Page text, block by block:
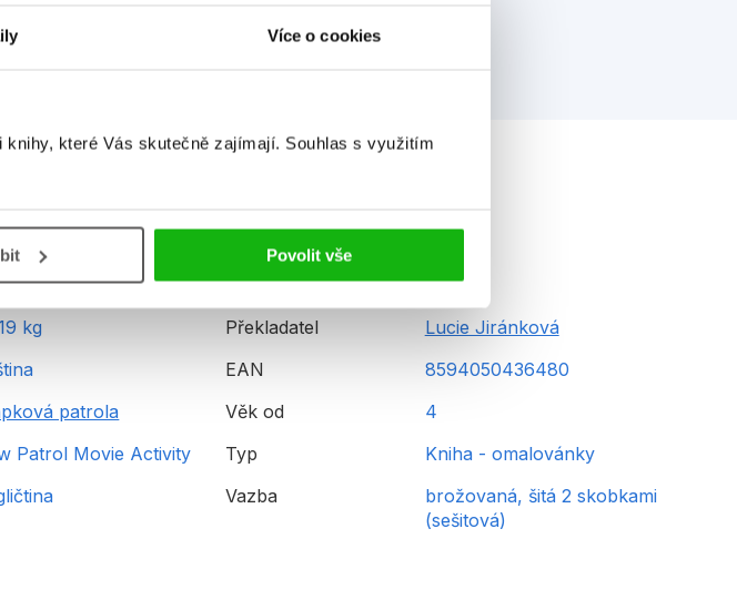
Více o cookies
které Vás skutečně zajímají. Souhlas s využitím
Povolit vše
kg
patrola
Patrol Movie Activity
Překladatel
Lucie Jiránková
EAN
8594050436480
Věk od
4
Typ
Kniha - omalovánky
Vazba
brožovaná, šitá 2 skobkami
(sešitová)